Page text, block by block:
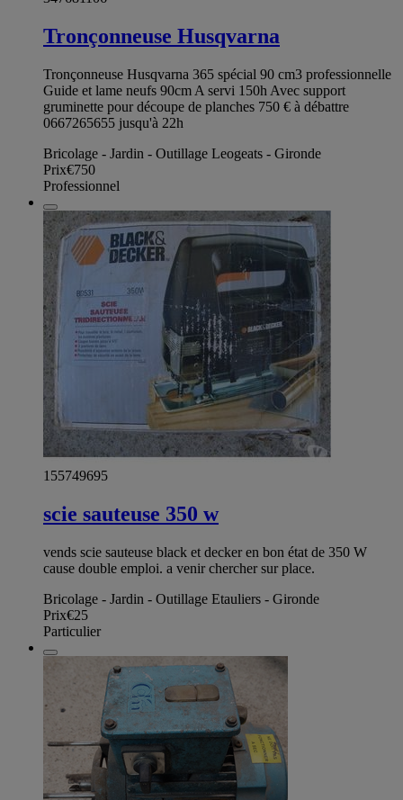
Tronçonneuse Husqvarna
Tronçonneuse Husqvarna 365 spécial 90 cm3 professionnelle
Guide et lame neufs 90cm A servi 150h Avec support
gruminette pour découpe de planches 750 € à débattre
0667265655 jusqu'à 22h
Bricolage - Jardin - Outillage Leogeats - Gironde
Prix€750
Professionnel
155749695
scie sauteuse 350 w
vends scie sauteuse black et decker en bon état de 350 W
cause double emploi. a venir chercher sur place.
Bricolage - Jardin - Outillage Etauliers - Gironde
Prix€25
Particulier